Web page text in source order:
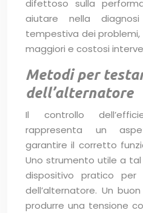
difettoso sulla
aiutare nella
tempestiva dei
maggiori e costosi
Metodi per
dell’alternatore
Il controllo
rappresenta un
garantire il corretto
Uno strumento utile a
dispositivo pratico per
dell’alternatore. Un
produrre una tensione